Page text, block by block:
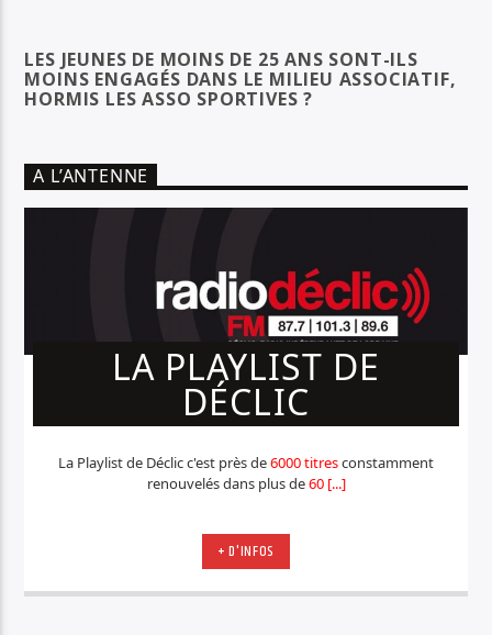
LES JEUNES DE MOINS DE 25 ANS SONT-ILS
MOINS ENGAGÉS DANS LE MILIEU ASSOCIATIF,
HORMIS LES ASSO SPORTIVES ?
A L’ANTENNE
LA PLAYLIST DE
DÉCLIC
La Playlist de Déclic c'est près de6000 titresconstamment
renouvelés dans plus de60 [...]
+ D'INFOS